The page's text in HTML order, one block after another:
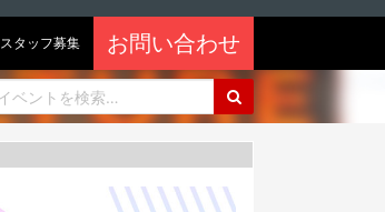
スタッフ募集 お問い合わせ